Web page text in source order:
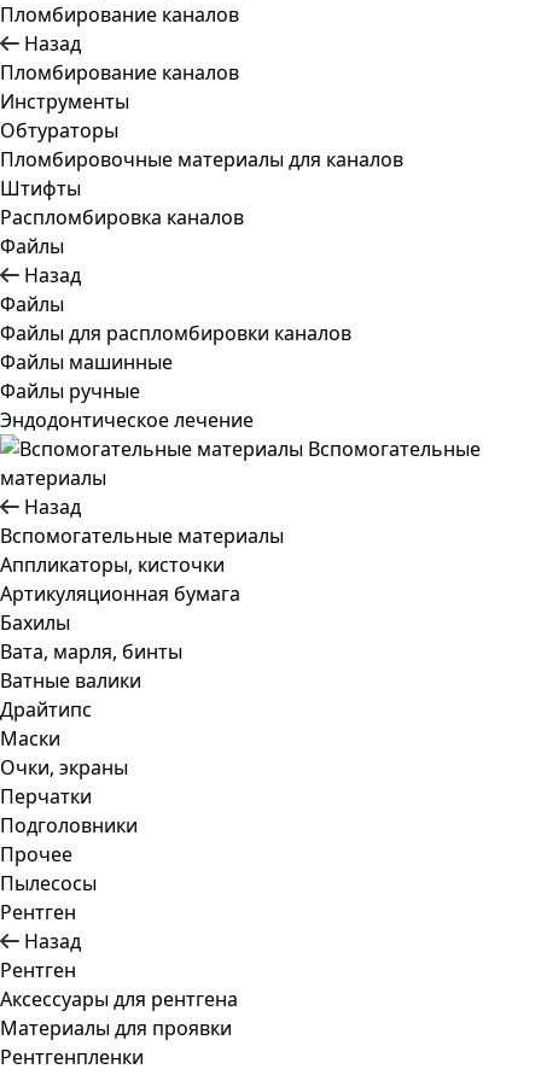
Пломбирование каналов
Назад
Пломбирование каналов
Инструменты
Обтураторы
Пломбировочные материалы для каналов
Штифты
Распломбировка каналов
Файлы
Назад
Файлы
Файлы для распломбировки каналов
Файлы машинные
Файлы ручные
Эндодонтическое лечение
Вспомогательные
материалы
Назад
Вспомогательные материалы
Аппликаторы, кисточки
Артикуляционная бумага
Бахилы
Вата, марля, бинты
Ватные валики
Драйтипс
Маски
Очки, экраны
Перчатки
Подголовники
Прочее
Пылесосы
Рентген
Назад
Рентген
Аксессуары для рентгена
Материалы для проявки
Рентгенпленки